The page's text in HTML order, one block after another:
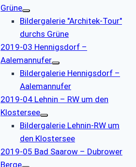
Grüne
Bildergalerie "Architek-Tour"
durchs Grüne
2019-03 Hennigsdorf –
Aalemannufer
Bildergalerie Hennigsdorf –
Aalemannufer
2019-04 Lehnin – RW um den
Klostersee
Bildergalerie Lehnin-RW um
den Klostersee
2019-05 Bad Saarow – Dubrower
Berge